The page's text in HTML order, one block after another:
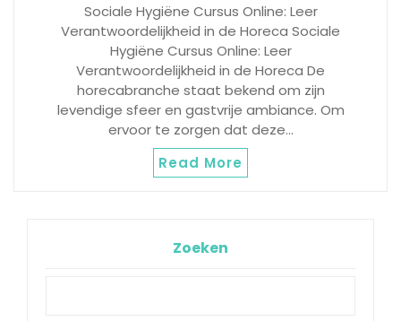
Sociale Hygiëne Cursus Online: Leer
Verantwoordelijkheid in de Horeca Sociale
Hygiëne Cursus Online: Leer
Verantwoordelijkheid in de Horeca De
horecabranche staat bekend om zijn
levendige sfeer en gastvrije ambiance. Om
ervoor te zorgen dat deze…
Read More
Zoeken